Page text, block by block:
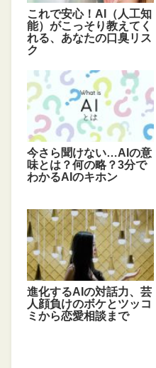
これで安心！AI（人工知
能）がこっそり教えてく
れる、あなたの口臭リス
ク
今さら聞けない…AIの意
味とは？何の略？3分で
わかるAIのキホン
進化するAIの対話力、芸
人顔負けのボケとツッコ
ミから恋愛相談まで